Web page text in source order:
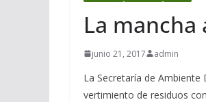
La mancha
junio 21, 2017 admin
La Secretaría de
vertimiento de residuos